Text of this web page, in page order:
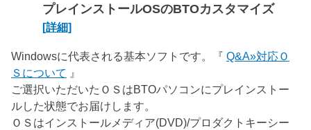
プレインストールOSのBTOカスタマイズ
[詳細]
Windowsに代表される基本ソフトです。『 Q&A»対応Ｏ
Ｓについて 』
ご選択いただいたＯＳはBTOパソコンにプレインストー
ルした状態でお届けします。
ＯＳはインストールメディア(DVD)/プロダクトキーシー